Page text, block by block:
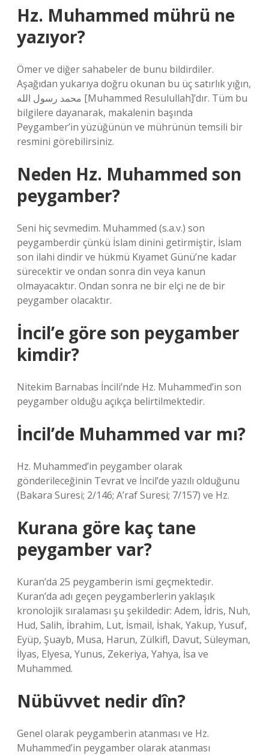
Hz. Muhammed mührü ne
yazıyor?
Ömer ve diğer sahabeler de bunu bildirdiler.
Aşağıdan yukarıya doğru okunan bu üç satırlık yığın,
محمد رسول الله [Muhammed Resulullah]’dır. Tüm bu
bilgilere dayanarak, makalenin başında
Peygamber’in yüzüğünün ve mührünün temsili bir
resmini görebilirsiniz.
Neden Hz. Muhammed son
peygamber?
Seni hiç sevmedim. Muhammed (s.a.v.) son
peygamberdir çünkü İslam dinini getirmiştir, İslam
son ilahi dindir ve hükmü Kıyamet Günü’ne kadar
sürecektir ve ondan sonra din veya kanun
olmayacaktır. Ondan sonra ne bir elçi ne de bir
peygamber olacaktır.
İncil’e göre son peygamber
kimdir?
Nitekim Barnabas İncili’nde Hz. Muhammed’in son
peygamber olduğu açıkça belirtilmektedir.
İncil’de Muhammed var mı?
Hz. Muhammed’in peygamber olarak
gönderileceğinin Tevrat ve İncil’de yazılı olduğunu
(Bakara Suresi; 2/146; A’raf Suresi; 7/157) ve Hz.
Kurana göre kaç tane
peygamber var?
Kuran’da 25 peygamberin ismi geçmektedir.
Kuran’da adı geçen peygamberlerin yaklaşık
kronolojik sıralaması şu şekildedir: Adem, İdris, Nuh,
Hud, Salih, İbrahim, Lut, İsmail, İshak, Yakup, Yusuf,
Eyüp, Şuayb, Musa, Harun, Zülkifl, Davut, Süleyman,
İlyas, Elyesa, Yunus, Zekeriya, Yahya, İsa ve
Muhammed.
Nübüvvet nedir dîn?
Genel olarak peygamberin atanması ve Hz.
Muhammed’in peygamber olarak atanması